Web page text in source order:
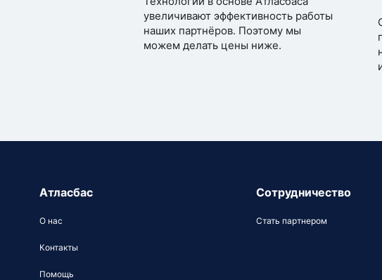
увеличивают эффективность работы
наших партнёров. Поэтому мы
можем делать цены ниже.
Атласбас
О нас
Контакты
Помощь
Сотрудничество
Стать партнером